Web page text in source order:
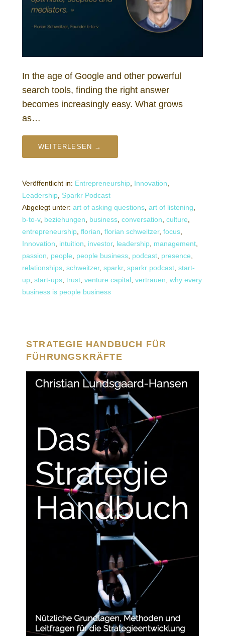
In the age of Google and other powerful
search tools, finding the right answer
becomes increasingly easy. What grows
as…
WEITERLESEN →
Veröffentlicht in: Entrepreneurship Innovation
Leadership Sparkr Podcast
Abgelegt unter: art of asking questions art of listening
b-to-v, beziehungen business conversation culture
entrepreneurship florian florian schweitzer, focus
Innovation
intuition investor, leadership management
passion
people people business podcast presence
relationships schweitzer, sparkr, sparkr podcast start-
up start-ups trust venture capital vertrauen why every
business is people business
STRATEGIE HANDBUCH FÜR
FÜHRUNGSKRÄFTE